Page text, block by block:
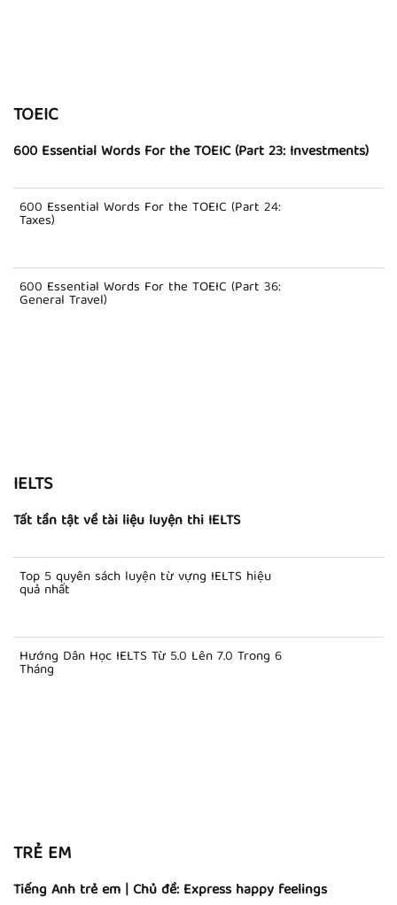
TOEIC
600 Essential Words For the TOEIC (Part 23: Investments)
600 Essential Words For the TOEIC (Part 24:
Taxes)
600 Essential Words For the TOEIC (Part 36:
General Travel)
IELTS
Tất tần tật về tài liệu luyện thi IELTS
Top 5 quyển sách luyện từ vựng IELTS hiệu
quả nhất
Hướng Dẫn Học IELTS Từ 5.0 Lên 7.0 Trong 6
Tháng
TRẺ EM
Tiếng Anh trẻ em | Chủ đề: Express happy feelings